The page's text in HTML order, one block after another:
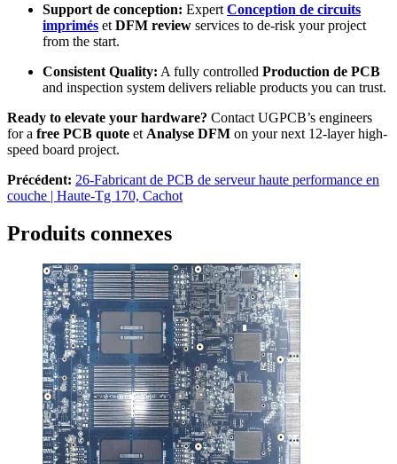
Support de conception: Expert Conception de circuits
imprimés et DFM review services to de-risk your project
from the start.
Consistent Quality: A fully controlled Production de PCB
and inspection system delivers reliable products you can trust.
Ready to elevate your hardware? Contact UGPCB’s engineers
for a free PCB quote et Analyse DFM on your next 12-layer high-
speed board project.
Précédent: 26-Fabricant de PCB de serveur haute performance en
couche | Haute-Tg 170, Cachot
Produits connexes